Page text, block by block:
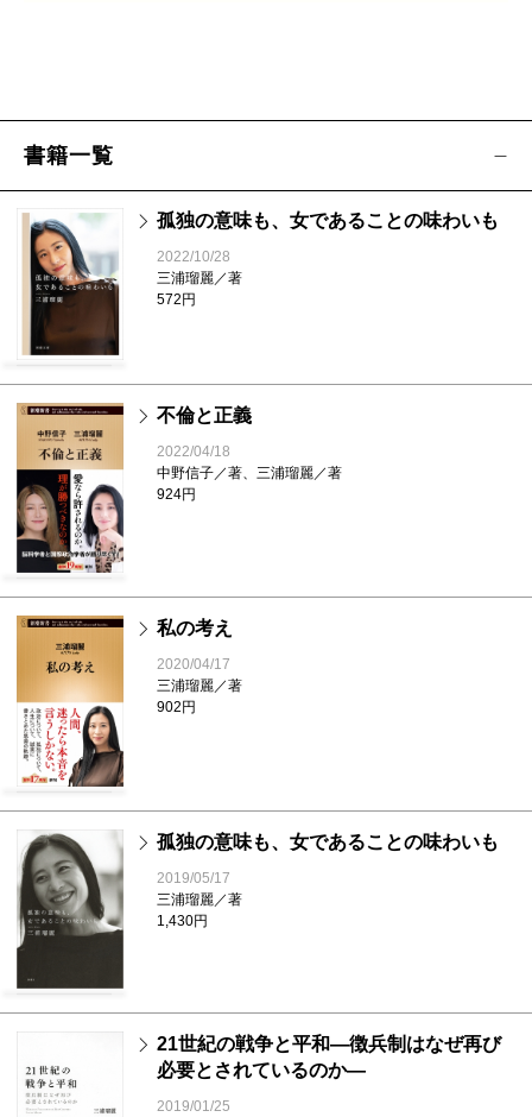
書籍一覧
孤独の意味も、女であることの味わいも
2022/10/28
三浦瑠麗／著
572円
不倫と正義
2022/04/18
中野信子／著、三浦瑠麗／著
924円
私の考え
2020/04/17
三浦瑠麗／著
902円
孤独の意味も、女であることの味わいも
2019/05/17
三浦瑠麗／著
1,430円
21世紀の戦争と平和―徴兵制はなぜ再び
必要とされているのか―
2019/01/25